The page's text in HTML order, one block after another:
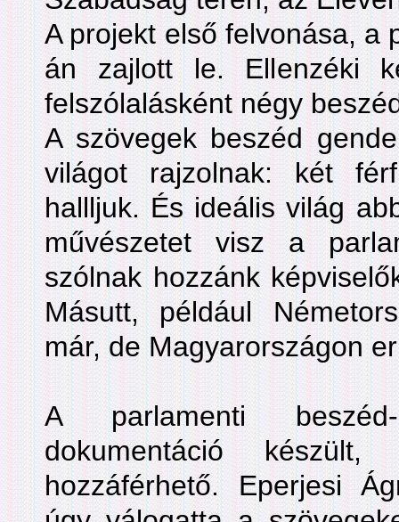
A projekt első felvonása, a
án zajlott le. Ellenzéki
felszólalásként négy
A szövegek beszéd
világot rajzolnak: két
hallljuk. És ideális világ
művészetet visz a
szólnak hozzánk
Másutt, például
már, de Magyarországon
A parlamenti beszéd-
dokumentáció
hozzáférhető. Eperjesi